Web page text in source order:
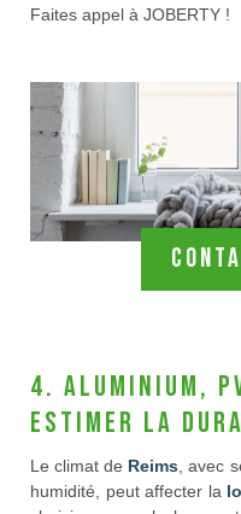
Faites appel à JOBERTY !
4. Aluminium,
estimer la
Le climat de Reims , avec
humidité, peut affecter la